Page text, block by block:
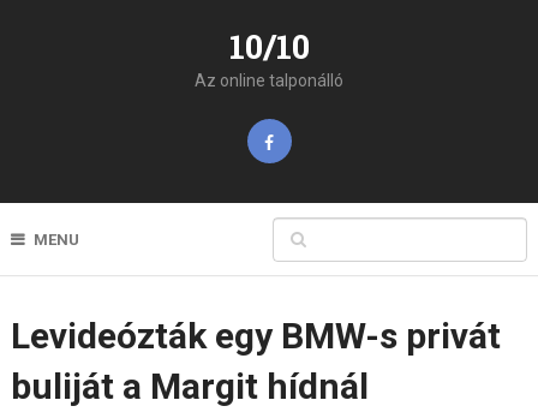
10/10
Az online talponálló
MENU
Levideózták egy BMW-s privát
buliját a Margit hídnál